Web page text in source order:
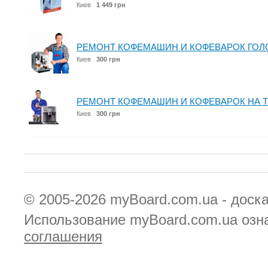
Киев 1 449 грн
РЕМОНТ КОФЕМАШИН И КОФЕВАРОК
Киев 300 грн
РЕМОНТ КОФЕМАШИН И КОФЕВАРОК НА
Киев 300 грн
© 2005-2026 myBoard.com.ua -
Использование myBoard.com.ua
соглашения